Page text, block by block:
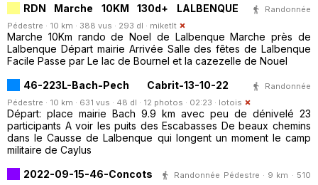
RDN Marche 10KM 130d+ LALBENQUE
Randonnée
Pédestre · 10 km · 388 vus · 293 dl · miketlt
Marche 10Km rando de Noel de Lalbenque Marche près de
Lalbenque Départ mairie Arrivée Salle des fêtes de Lalbenque
Facile Passe par Le lac de Bournel et la cazezelle de Nouel
46-223L-Bach-Pech Cabrit-13-10-22
Randonnée
Pédestre · 10 km · 631 vus · 48 dl · 12 photos · 02:23 · lotois
Départ: place mairie Bach 9.9 km avec peu de dénivelé 23
participants A voir les puits des Escabasses De beaux chemins
dans le Causse de Lalbenque qui longent un moment le camp
militaire de Caylus
2022-09-15-46-Concots
Randonnée Pédestre · 9 km · 510